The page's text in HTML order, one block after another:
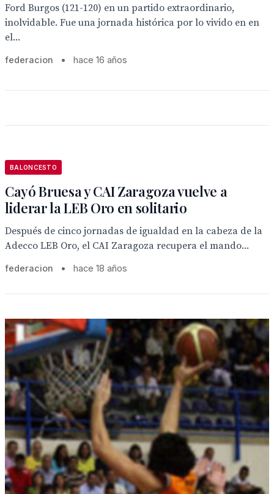
Ford Burgos (121-120) en un partido extraordinario,
inolvidable. Fue una jornada histórica por lo vivido en en
el...
federacion • hace 16 años
BALONCESTO
Cayó Bruesa y CAI Zaragoza vuelve a
liderar la LEB Oro en solitario
Después de cinco jornadas de igualdad en la cabeza de la
Adecco LEB Oro, el CAI Zaragoza recupera el mando...
federacion • hace 18 años